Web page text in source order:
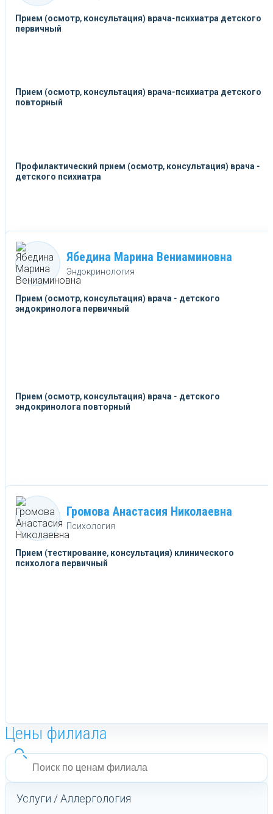
Прием (осмотр, консультация) врача-психиатра детского
первичный
Прием (осмотр, консультация) врача-психиатра детского
повторный
Профилактический прием (осмотр, консультация) врача -
детского психиатра
Ябедина Марина Вениаминовна
Эндокринология
Прием (осмотр, консультация) врача - детского
эндокринолога первичный
Прием (осмотр, консультация) врача - детского
эндокринолога повторный
Громова Анастасия Николаевна
Психология
Прием (тестирование, консультация) клинического
психолога первичный
Цены филиала
Поиск
ценам
филиала
Услуги / Аллергология